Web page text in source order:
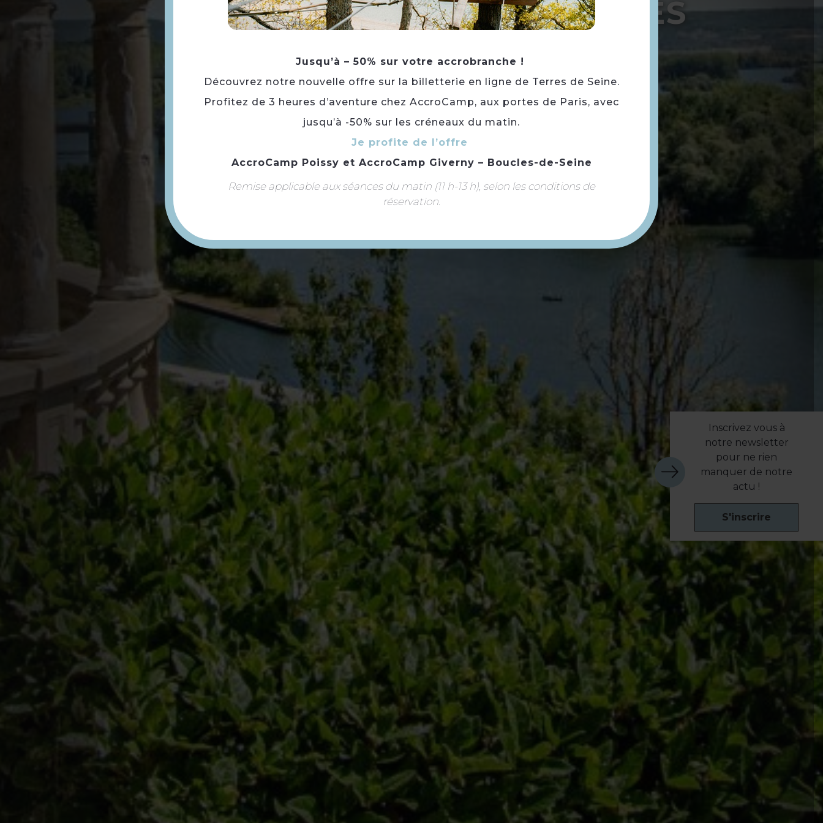
PRESTIGES
Inscrivez vous à
notre newsletter
pour ne rien
manquer de notre
actu !
S'inscrire
Jusqu’à – 50% sur votre accrobranche !
Découvrez notre nouvelle offre sur la billetterie en ligne de Terres de Seine.
Profitez de 3 heures d’aventure chez AccroCamp, aux portes de Paris, avec
jusqu’à -50% sur les créneaux du matin.
Je profite de l’offre
AccroCamp Poissy et AccroCamp Giverny – Boucles-de-Seine
Remise applicable aux séances du matin (11 h-13 h), selon les conditions de
réservation.